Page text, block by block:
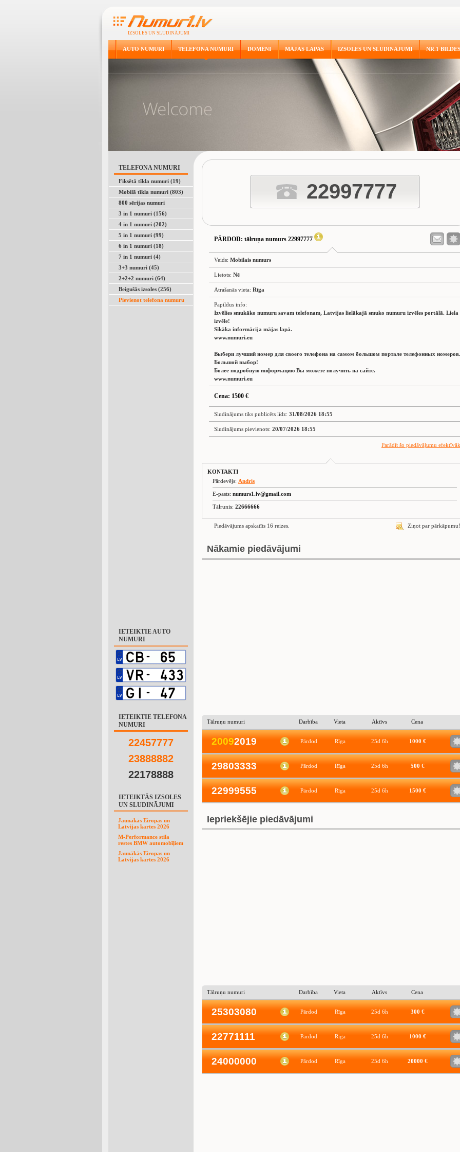
IZSOLES UN SLUDINĀJUMI
AUTO NUMURI TELEFONA NUMURI DOMĒNI MĀJAS LAPAS IZSOLES UN SLUDINĀJUMI NR.1 BILDES
TELEFONA NUMURI
Fiksētā tīkla numuri (19)
Mobilā tīkla numuri (803)
800 sērijas numuri
3 in 1 numuri (156)
4 in 1 numuri (202)
5 in 1 numuri (99)
6 in 1 numuri (18)
7 in 1 numuri (4)
3+3 numuri (45)
2+2+2 numuri (64)
Beigušās izsoles (256)
Pievienot telefona numuru
IETEIKTIE AUTO
NUMURI
IETEIKTIE TELEFONA
NUMURI
22457777
23888882
22178888
IETEIKTĀS IZSOLES
UN SLUDINĀJUMI
Jaunākās Eiropas un
Latvijas kartes 2026
M-Performance stila
restes BMW automobīļiem
Jaunākās Eiropas un
Latvijas kartes 2026
22997777
PĀRDOD: tālruņa numurs 22997777
Veids: Mobilais numurs
Lietots: Nē
Atrašanās vieta: Rīga
Papildus info:
Izvēlies smukāko numuru savam telefonam, Latvijas lielākajā smuko numuru izvēles portālā. Liela
izvēle!
Sīkāka informācija mājas lapā.
www.numuri.eu
Выбери лучший номер для своего телефона на самом большом портале телефонных номеров.
Большой выбор!
Более подробную информацию Вы можете получить на сайте.
www.numuri.eu
Cena: 1500 €
Sludinājums tiks publicēts līdz: 31/08/2026 18:55
Sludinājums pievienots: 20/07/2026 18:55
Parādīt šo piedāvājumu efektīvāk
KONTAKTI
Pārdevējs: Andris
E-pasts: numurs1.lv@gmail.com
Tālrunis: 22666666
Ziņot par pārkāpumu!
Piedāvājums apskatīts 16 reizes.
Nākamie piedāvājumi
Tālruņu numuri Darbība Vieta Aktīvs Cena
20092019 Pārdod Rīga 25d 6h 1000 €
29803333 Pārdod Rīga 25d 6h 500 €
22999555 Pārdod Rīga 25d 6h 1500 €
Iepriekšējie piedāvājumi
Tālruņu numuri Darbība Vieta Aktīvs Cena
25303080 Pārdod Rīga 25d 6h 300 €
22771111 Pārdod Rīga 25d 6h 1000 €
24000000 Pārdod Rīga 25d 6h 20000 €